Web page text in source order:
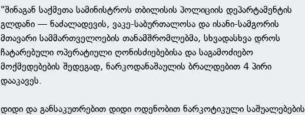
"შინაგან საქმეთა სამინისტროს თბილისის პოლიციის დეპარტამენტის
გლდანი — ნაძალადევის, ვაკე-საბურთალოსა და ისანი-სამგორის
მთავარი სამმართველოების თანამშრომლებმა, სხვადასხვა დროს
ჩატარებული ოპერატიული ღონისძიებებისა და საგამოძიებო
მოქმედებების შედეგად, ნარკოდანაშაულის ბრალდებით 4 პირი
დააკავეს.
დიდი და განსაკუთრებით დიდი ოდენობით ნარკოტიკული საშუალებების